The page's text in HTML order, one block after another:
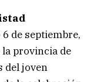
6 de septiembre,
la provincia de
del joven